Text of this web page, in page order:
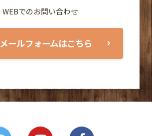
WEBでのお問い合わせ
メールフォームはこちら